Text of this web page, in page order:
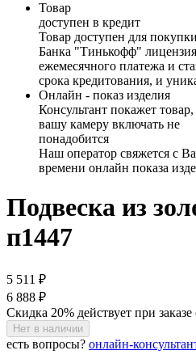
Товар
доступен в кредит
Товар доступен для
Банка "Тинькофф"
ежемесячного платежа и
срока кредитования, и
Онлайн - показ изделия
Консультант покажет товар,
вашу камеру включать не
понадобится
Наш оператор свяжется с
времени онлайн показа
Подвеска из
п1447
5 511 ₽
6 888 ₽
Скидка 20% действует при заказе
Нет в наличии
есть вопросы? онлайн-